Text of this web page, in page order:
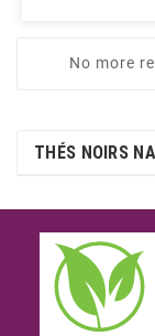
No more
THÉS NOIRS